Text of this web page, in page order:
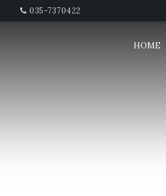
035-7370422
HOME